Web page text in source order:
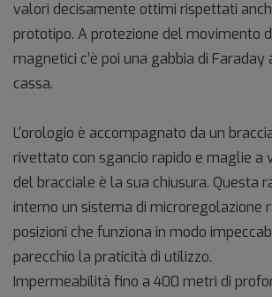
valori decisamente ottimi rispettati
prototipo. A protezione del movimento
magnetici c’è poi una gabbia di Faraday
cassa.
L'orologio è accompagnato da un
rivettato con sgancio rapido e maglie a
del bracciale è la sua chiusura. Questa
interno un sistema di microregolazione
posizioni che funziona in modo
parecchio la praticità di utilizzo.
Impermeabilità fino a 400 metri di